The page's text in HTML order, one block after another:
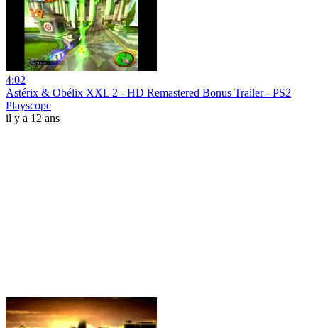
4:02
Astérix & Obélix XXL 2 - HD Remastered Bonus Trailer - PS2
Playscope
il y a 12 ans